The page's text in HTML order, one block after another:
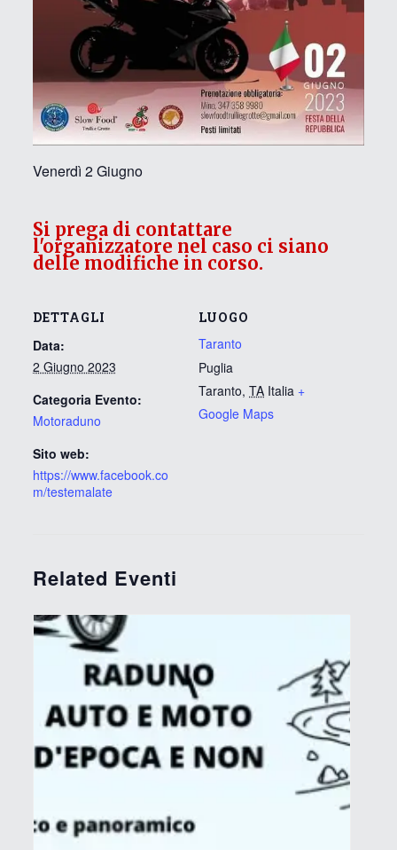
Venerdì 2 Giugno
DETTAGLI
Data:
2 Giugno 2023
Categoria Evento:
Motoraduno
Sito web:
https://www.facebook.co
m/testemalate
LUOGO
Taranto
Puglia
Taranto, TA Italia +
Google Maps
Related Eventi
Si prega di contattare
l'organizzatore nel caso ci siano
delle modifiche in corso.